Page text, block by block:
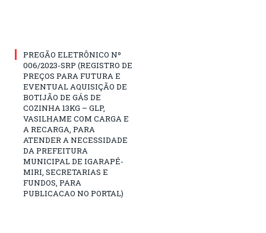
PREGÃO ELETRÔNICO Nº
006/2023-SRP (REGISTRO DE
PREÇOS PARA FUTURA E
EVENTUAL AQUISIÇÃO DE
BOTIJÃO DE GÁS DE
COZINHA 13KG – GLP,
VASILHAME COM CARGA E
A RECARGA, PARA
ATENDER A NECESSIDADE
DA PREFEITURA
MUNICIPAL DE IGARAPÉ-
MIRI, SECRETARIAS E
FUNDOS, PARA
PUBLICACAO NO PORTAL)